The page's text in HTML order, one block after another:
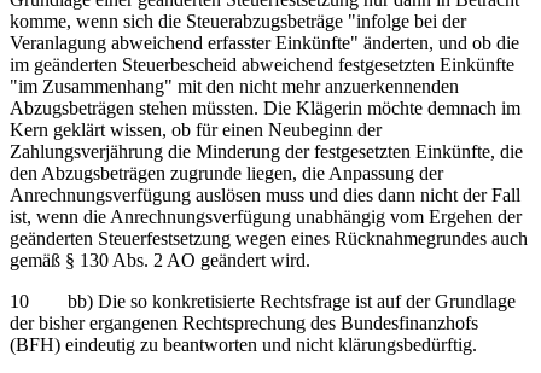
komme, wenn sich die Steuerabzugsbeträge "infolge bei der
Veranlagung abweichend erfasster Einkünfte" änderten, und ob die
im geänderten Steuerbescheid abweichend festgesetzten Einkünfte
"im Zusammenhang" mit den nicht mehr anzuerkennenden
Abzugsbeträgen stehen müssten. Die Klägerin möchte demnach im
Kern geklärt wissen, ob für einen Neubeginn der
Zahlungsverjährung die Minderung der festgesetzten Einkünfte, die
den Abzugsbeträgen zugrunde liegen, die Anpassung der
Anrechnungsverfügung auslösen muss und dies dann nicht der Fall
ist, wenn die Anrechnungsverfügung unabhängig vom Ergehen der
geänderten Steuerfestsetzung wegen eines Rücknahmegrundes auch
gemäß § 130 Abs. 2 AO geändert wird.
10 bb) Die so konkretisierte Rechtsfrage ist auf der Grundlage
der bisher ergangenen Rechtsprechung des Bundesfinanzhofs
(BFH) eindeutig zu beantworten und nicht klärungsbedürftig.